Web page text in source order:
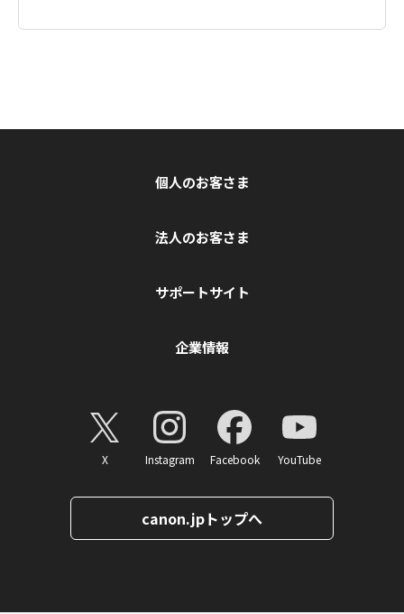
個人のお客さま
法人のお客さま
サポートサイト
企業情報
X Instagram Facebook YouTube
canon.jpトップへ